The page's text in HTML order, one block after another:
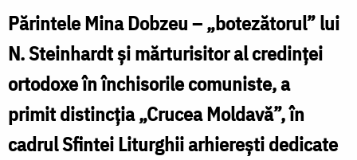
Părintele Mina Dobzeu – „botezătorul” lui
N. Steinhardt și mărturisitor al credinței
ortodoxe în închisorile comuniste, a
primit distincția „Crucea Moldavă”, în
cadrul Sfintei Liturghii arhierești dedicate